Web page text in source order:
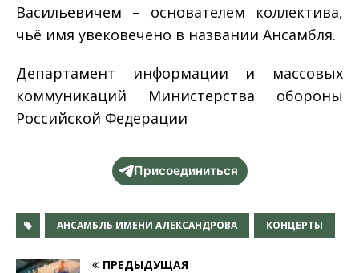
Васильевичем – основателем коллектива,
чьё имя увековечено в названии Ансамбля.
Департамент информации и массовых
коммуникаций Министерства обороны
Российской Федерации
Присоединиться
АНСАМБЛЬ ИМЕНИ АЛЕКСАНДРОВА КОНЦЕРТЫ
ПРЕДЫДУЩАЯ